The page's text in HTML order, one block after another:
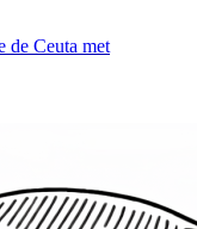
de Ceuta met